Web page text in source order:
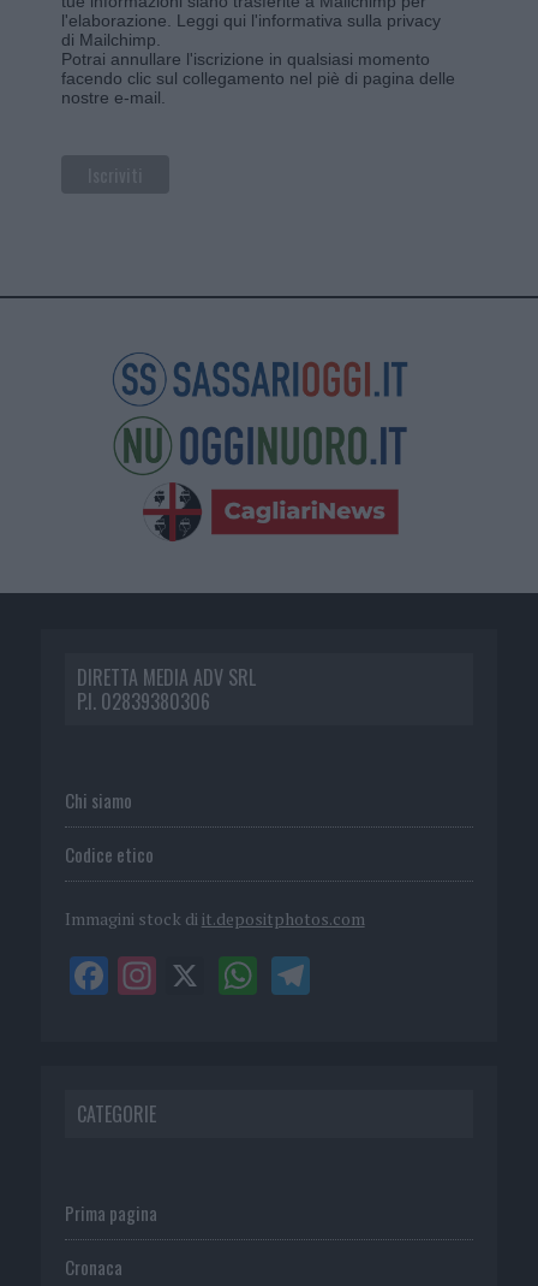
l'elaborazione. Leggi qui l'informativa sulla privacy
di Mailchimp
Potrai annullare l'iscrizione in qualsiasi momento
facendo clic sul collegamento nel piè di pagina delle
nostre e-mail.
DIRETTA MEDIA ADV SRL
P.I. 02839380306
Chi siamo
Codice etico
Immagini stock di it.depositphotos.com
CATEGORIE
Prima pagina
Cronaca